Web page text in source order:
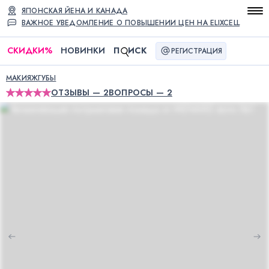
ВАЖНОЕ УВЕДОМЛЕНИЕ О ПОВЫШЕНИИ ЦЕН НА ELIXCELL
ЯПОНСКАЯ ЙЕНА И КАНАДА
СКИДКИ% НОВИНКИ П ИСК РЕГИСТРАЦИЯ
МАКИЯЖГУБЫ
ОТЗЫВЫ — 2ВОПРОСЫ — 2